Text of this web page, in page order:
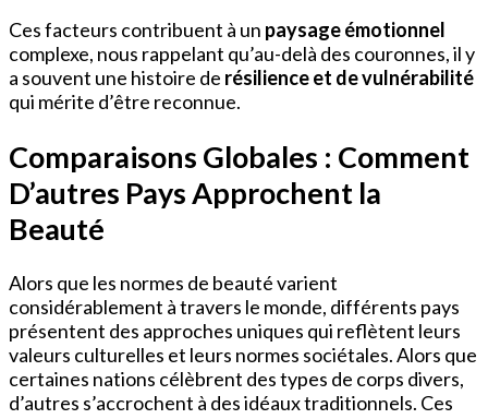
Ces facteurs contribuent à un paysage émotionnel
complexe, nous rappelant qu’au-delà des couronnes, il y
a souvent une histoire de résilience et de vulnérabilité
qui mérite d’être reconnue.
Comparaisons Globales : Comment
D’autres Pays Approchent la
Beauté
Alors que les normes de beauté varient
considérablement à travers le monde, différents pays
présentent des approches uniques qui reflètent leurs
valeurs culturelles et leurs normes sociétales. Alors que
certaines nations célèbrent des types de corps divers,
d’autres s’accrochent à des idéaux traditionnels. Ces